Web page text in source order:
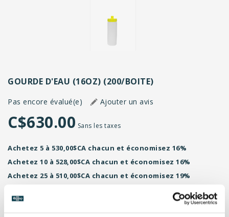
GOURDE D'EAU (16OZ) (200/BOITE)
Pas encore évalué(e) Ajouter un avis
C$630.00 Sans les taxes
Achetez 5 à 530,00$CA chacun et économisez 16%
Achetez 10 à 528,00$CA chacun et économisez 16%
Achetez 25 à 510,00$CA chacun et économisez 19%